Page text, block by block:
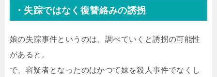
・失踪ではなく復讐絡みの誘拐
娘の失踪事件というのは、調べていくと誘拐の可能性
があると。
で、容疑者となったのはかつて妹を殺人事件でなくし